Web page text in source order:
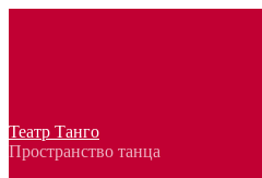
Театр Танго
Пространство танца